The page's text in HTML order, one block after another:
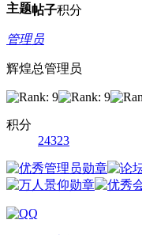
主题帖子积分
管理员
辉煌总管理员
积分
24323